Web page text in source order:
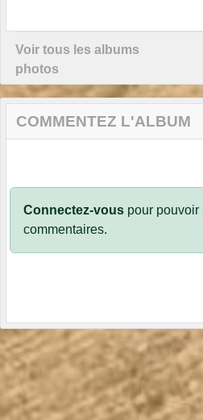
Voir tous les albums
photos
COMMENTEZ L'ALBUM
Connectez-vous pour pouvoir
commentaires.